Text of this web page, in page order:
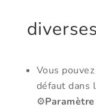
diverses
Vous
défaut dans
⚙️